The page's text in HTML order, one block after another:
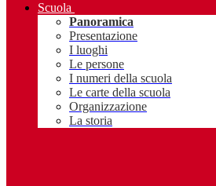
Scuola
Panoramica
Presentazione
I luoghi
Le persone
I numeri della scuola
Le carte della scuola
Organizzazione
La storia